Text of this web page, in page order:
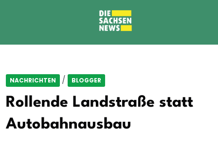
NACHRICHTEN / BLOGGER
Rollende Landstraße statt
Autobahnausbau